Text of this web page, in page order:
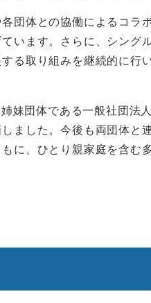
団体との協働によるコラ
います。さらに、シング
る取り組みを継続的に行
妹団体である一般社団法
ました。今後も両団体と
に、ひとり親家庭を含む